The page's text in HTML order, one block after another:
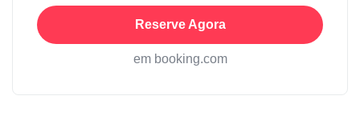
Reserve Agora
em booking.com